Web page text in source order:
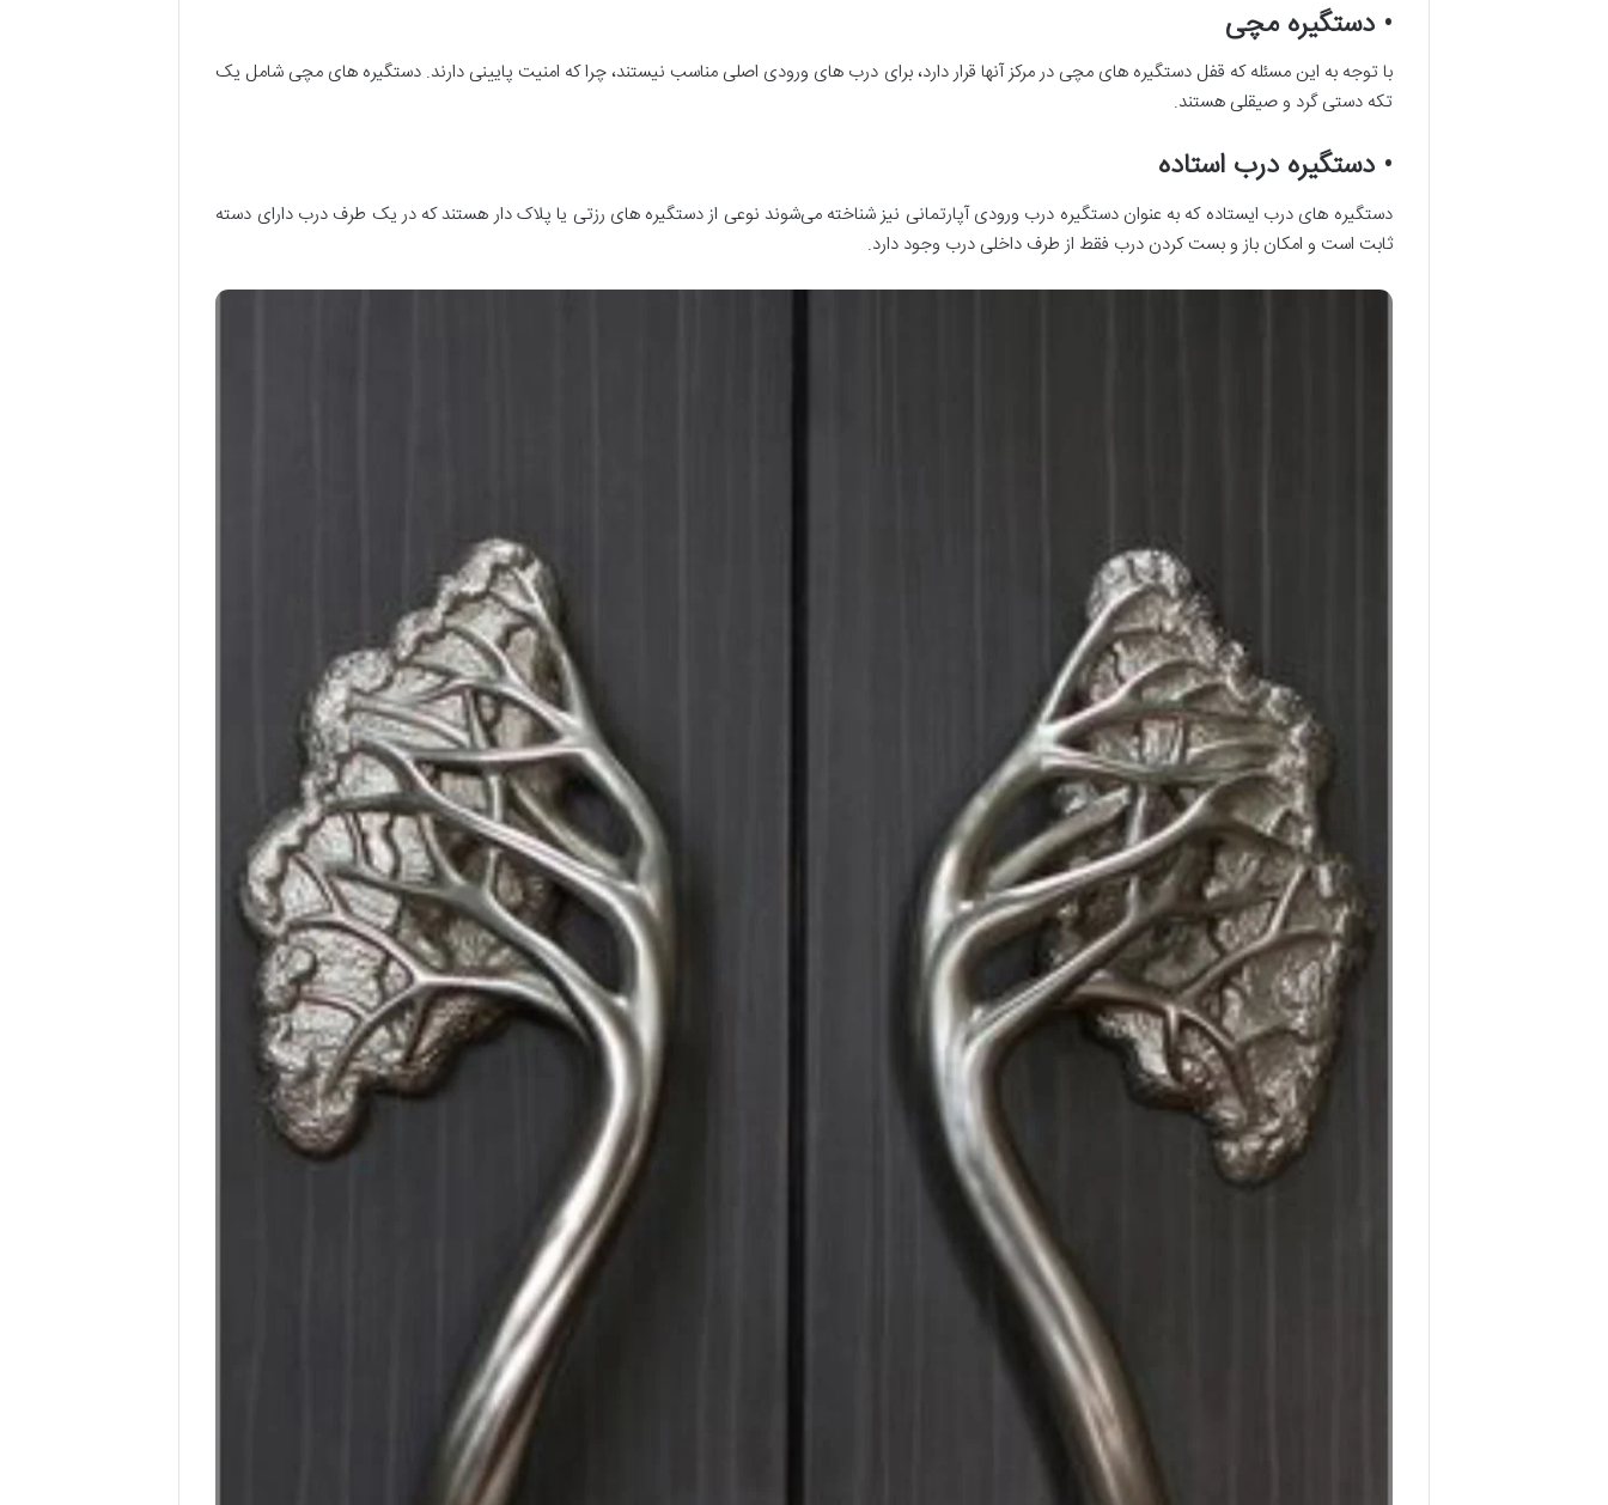
• دستگیره مچی
با توجه به این مسئله که قفل دستگیره های مچی در مرکز آنها قرار دارد، برای درب های ورودی اصلی مناسب نیستند، چرا که امنیت پایینی دارند. دستگیره های مچی شامل یک
تکه دستی گرد و صیقلی هستند‌.
• دستگیره درب استاده
دستگیره های درب ایستاده که به عنوان دستگیره درب ورودی آپارتمانی نیز شناخته می‌شوند نوعی از دستگیره های رزتی یا پلاک دار هستند که در یک طرف درب دارای دسته
ثابت است و امکان باز و بست کردن درب فقط از طرف داخلی درب وجود دارد.